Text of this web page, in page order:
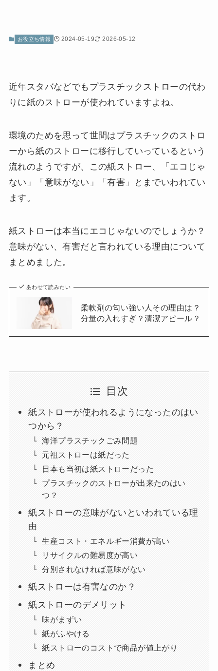
お役立ち情報 2024-05-19 2026-05-12
近年スタバなどでもプラスチックストローの代わ
りに紙のストローが使われていますよね。
環境のためを思って世間はプラスチックのストロ
ーから紙のストローに移行していっているという
流れのようですが、この紙ストロー、「エコじゃ
ない」「意味がない」「有害」とまでいわれてい
ます。
紙ストローは本当にエコじゃないのでしょうか？
意味がない、有害だと言われている理由について
まとめました。
あわせて読みたい
柔軟剤の匂い強い人その理由は？
分量の入れすぎ？清潔アピール？
目次
紙ストローが使われるようになったのはい
つから？
海洋プラスチックごみ問題
元祖ストローは紙だった
日本も当初は紙ストローだった
プラスチックのストローが出来たのはい
つ？
紙ストローの意味がないといわれている理
由
生産コスト・エネルギー消費が高い
リサイクルの難易度が高い
分別されなければ意味がない
紙ストローは有害なのか？
紙ストローのデメリット
味がまずい
紙がふやける
紙ストローのコストで商品が値上がり
まとめ